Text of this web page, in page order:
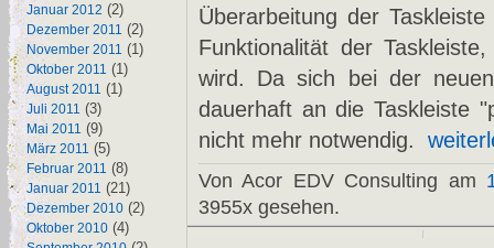
Januar 2012 (2)
Dezember 2011 (2)
November 2011 (1)
Oktober 2011 (1)
August 2011 (1)
Juli 2011 (3)
Mai 2011 (9)
März 2011 (5)
Februar 2011 (8)
Januar 2011 (21)
Dezember 2010 (2)
Oktober 2010 (4)
Überarbeitung der
Funktionalität der
wird. Da sich bei der
dauerhaft an die Taskleiste
nicht mehr notwendig.
Von Acor EDV Consulting am
3955x gesehen.